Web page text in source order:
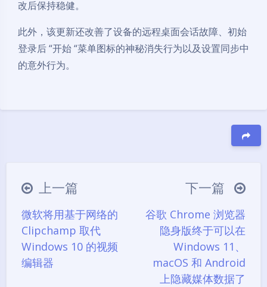
改后保持稳健。
此外，该更新还改善了设备的远程桌面会话故障、初始
登录后 “开始 “菜单图标的神秘消失行为以及设置同步中
的意外行为。
上一篇
微软将用基于网络的
Clipchamp 取代
Windows 10 的视频
编辑器
下一篇
谷歌 Chrome 浏览器
隐身版终于可以在
Windows 11、
macOS 和 Android
上隐藏媒体数据了